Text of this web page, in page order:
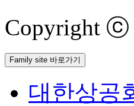
Copyright ⓒ
Family site 바로가기
대한상공